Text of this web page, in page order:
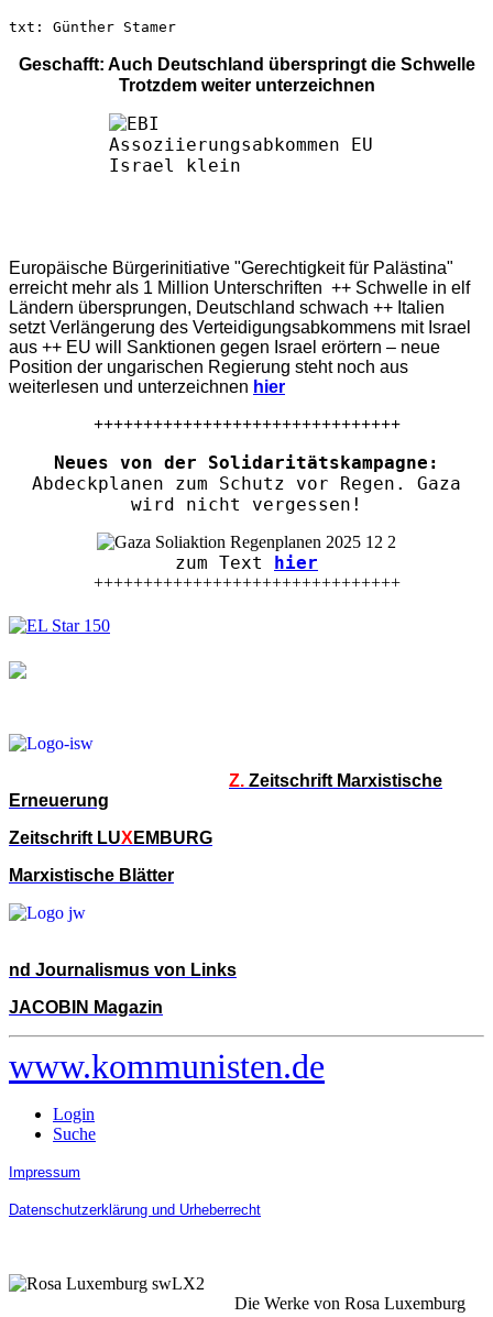
txt: Günther Stamer
Geschafft: Auch Deutschland überspringt die Schwelle
Trotzdem weiter unterzeichnen
Europäische Bürgerinitiative "Gerechtigkeit für Palästina"
erreicht mehr als 1 Million Unterschriften ++ Schwelle in elf
Ländern übersprungen, Deutschland schwach ++ Italien
setzt Verlängerung des Verteidigungsabkommens mit Israel
aus ++ EU will Sanktionen gegen Israel erörtern – neue
Position der ungarischen Regierung steht noch aus
weiterlesen und unterzeichnen hier
+++++++++++++++++++++++++++++++
Neues von der Solidaritätskampagne:
Abdeckplanen zum Schutz vor Regen. Gaza
wird nicht vergessen!
zum Text hier
+++++++++++++++++++++++++++++++
Z. Zeitschrift Marxistische
Erneuerung
Zeitschrift LUX EMBURG
Marxistische Blätter
nd Journalismus von Links
JACOBIN Magazin
www.kommunisten.de
Login
Suche
Impressum
Datenschutzerklärung und Urheberrecht
Die Werke von Rosa Luxemburg